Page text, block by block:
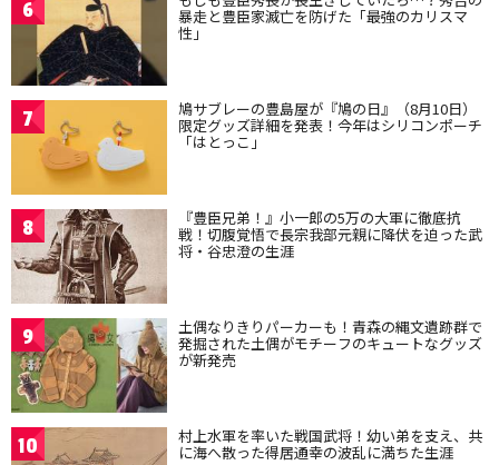
6 暴走と豊臣家滅亡を防げた「最強のカリスマ
性」
7 鳩サブレーの豊島屋が『鳩の日』（8月10日）
限定グッズ詳細を発表！今年はシリコンポーチ
「はとっこ」
8 『豊臣兄弟！』小一郎の5万の大軍に徹底抗
戦！切腹覚悟で長宗我部元親に降伏を迫った武
将・谷忠澄の生涯
9 土偶なりきりパーカーも！青森の縄文遺跡群で
発掘された土偶がモチーフのキュートなグッズ
が新発売
10 村上水軍を率いた戦国武将！幼い弟を支え、共
に海へ散った得居通幸の波乱に満ちた生涯